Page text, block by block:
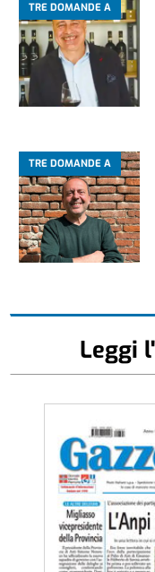
TRE DOMANDE A
TRE DOMANDE A
Leggi